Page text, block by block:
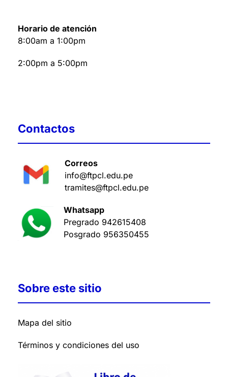
Horario de atención
8:00am a 1:00pm
2:00pm a 5:00pm
Contactos
Correos
info@ftpcl.edu.pe
tramites@ftpcl.edu.pe
Whatsapp
Pregrado 942615408
Posgrado 956350455
Sobre este sitio
Mapa del sitio
Términos y condiciones del uso